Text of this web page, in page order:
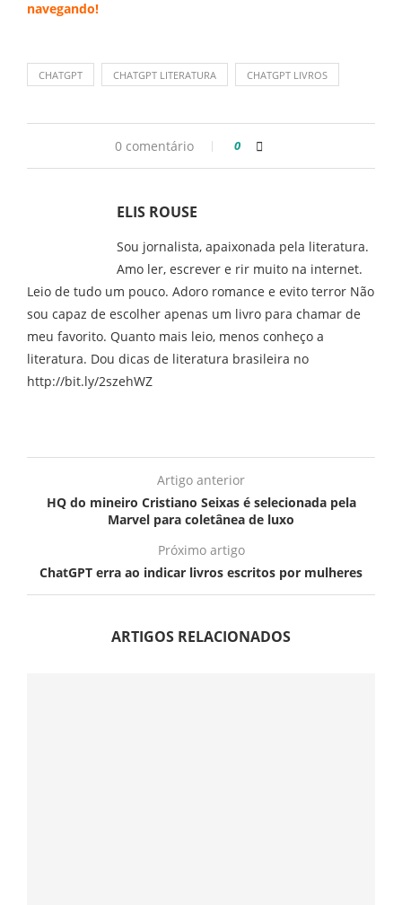
navegando!
CHATGPT CHATGPT LITERATURA CHATGPT LIVROS
0 comentário 0
ELIS ROUSE
Sou jornalista, apaixonada pela literatura.
Amo ler, escrever e rir muito na internet.
Leio de tudo um pouco. Adoro romance e evito terror Não
sou capaz de escolher apenas um livro para chamar de
meu favorito. Quanto mais leio, menos conheço a
literatura. Dou dicas de literatura brasileira no
http://bit.ly/2szehWZ
Artigo anterior
HQ do mineiro Cristiano Seixas é selecionada pela
Marvel para coletânea de luxo
Próximo artigo
ChatGPT erra ao indicar livros escritos por mulheres
ARTIGOS RELACIONADOS